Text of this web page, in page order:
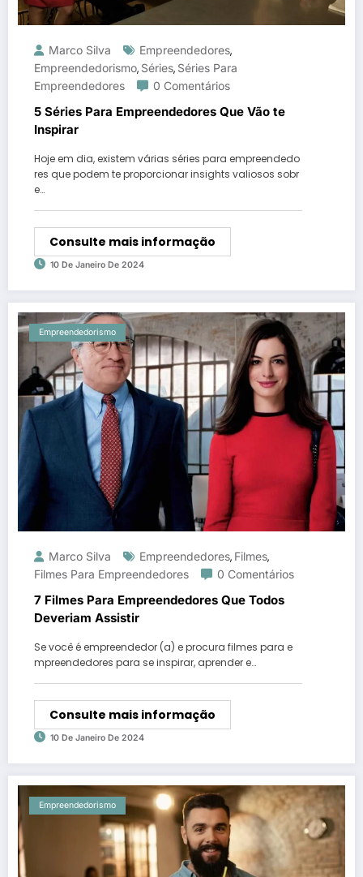
Marco Silva Empreendedores,
Empreendedorismo, Séries, Séries Para
Empreendedores
0 Comentários
5 Séries Para Empreendedores Que Vão te
Inspirar
Hoje em dia, existem várias séries para empreendedo
res que podem te proporcionar insights valiosos sobr
e…
Consulte mais informação
10 De Janeiro De 2024
Empreendedorismo
Marco Silva Empreendedores, Filmes,
Filmes Para Empreendedores
0 Comentários
7 Filmes Para Empreendedores Que Todos
Deveriam Assistir
Se você é empreendedor (a) e procura filmes para e
mpreendedores para se inspirar, aprender e…
Consulte mais informação
10 De Janeiro De 2024
Empreendedorismo